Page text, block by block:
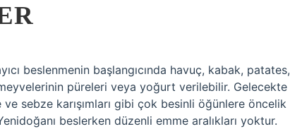
beslenmenin başlangıcında havuç, kabak, patates,
püreleri veya yoğurt verilebilir. Gelecekte
sebze karışımları gibi çok besinli öğünlere öncelik
beslerken düzenli emme aralıkları yoktur.